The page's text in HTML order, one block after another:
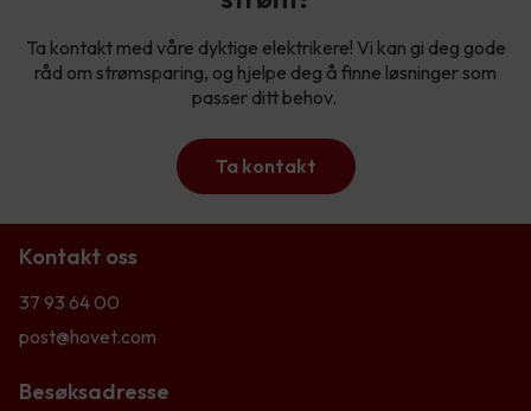
Ta kontakt med våre dyktige elektrikere! Vi kan gi deg gode
råd om strømsparing, og hjelpe deg å finne løsninger som
passer ditt behov.
Ta kontakt
Kontakt oss
37 93 64 00
post@hovet.com
Besøksadresse